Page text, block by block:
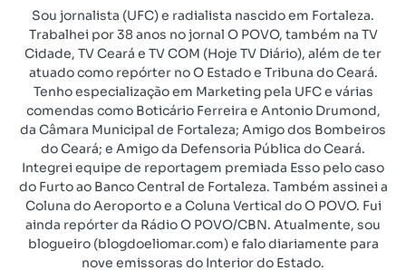
Sou jornalista (UFC) e radialista nascido em Fortaleza.
Trabalhei por 38 anos no jornal O POVO, também na TV
Cidade, TV Ceará e TV COM (Hoje TV Diário), além de ter
atuado como repórter no O Estado e Tribuna do Ceará.
Tenho especialização em Marketing pela UFC e várias
comendas como Boticário Ferreira e Antonio Drumond,
da Câmara Municipal de Fortaleza; Amigo dos Bombeiros
do Ceará; e Amigo da Defensoria Pública do Ceará.
Integrei equipe de reportagem premiada Esso pelo caso
do Furto ao Banco Central de Fortaleza. Também assinei a
Coluna do Aeroporto e a Coluna Vertical do O POVO. Fui
ainda repórter da Rádio O POVO/CBN. Atualmente, sou
blogueiro (blogdoeliomar.com) e falo diariamente para
nove emissoras do Interior do Estado.